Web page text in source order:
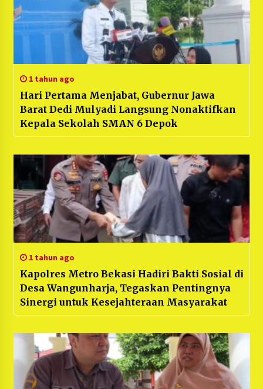
1 tahun ago
Hari Pertama Menjabat, Gubernur Jawa
Barat Dedi Mulyadi Langsung Nonaktifkan
Kepala Sekolah SMAN 6 Depok
1 tahun ago
Kapolres Metro Bekasi Hadiri Bakti Sosial di
Desa Wangunharja, Tegaskan Pentingnya
Sinergi untuk Kesejahteraan Masyarakat